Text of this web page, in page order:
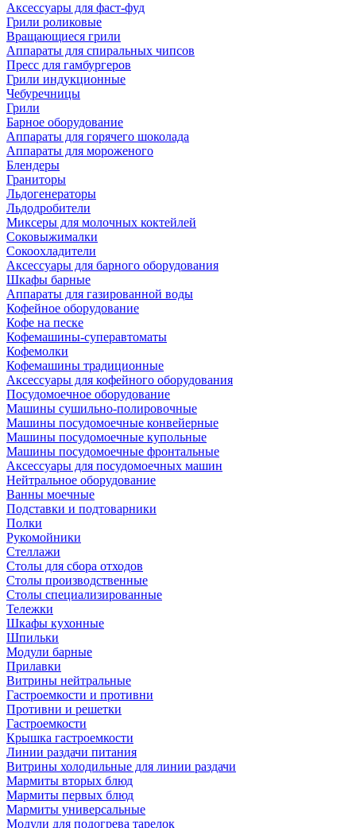
Аксессуары для фаст-фуд
Грили роликовые
Вращающиеся грили
Аппараты для спиральных чипсов
Пресс для гамбургеров
Грили индукционные
Чебуречницы
Грили
Барное оборудование
Аппараты для горячего шоколада
Аппараты для мороженого
Блендеры
Граниторы
Льдогенераторы
Льдодробители
Миксеры для молочных коктейлей
Соковыжималки
Сокоохладители
Аксессуары для барного оборудования
Шкафы барные
Аппараты для газированной воды
Кофейное оборудование
Кофе на песке
Кофемашины-суперавтоматы
Кофемолки
Кофемашины традиционные
Аксессуары для кофейного оборудования
Посудомоечное оборудование
Машины сушильно-полировочные
Машины посудомоечные конвейерные
Машины посудомоечные купольные
Машины посудомоечные фронтальные
Аксессуары для посудомоечных машин
Нейтральное оборудование
Ванны моечные
Подставки и подтоварники
Полки
Рукомойники
Стеллажи
Столы для сбора отходов
Столы производственные
Столы специализированные
Тележки
Шкафы кухонные
Шпильки
Модули барные
Прилавки
Витрины нейтральные
Гастроемкости и противни
Противни и решетки
Гастроемкости
Крышка гастроемкости
Линии раздачи питания
Витрины холодильные для линии раздачи
Мармиты вторых блюд
Мармиты первых блюд
Мармиты универсальные
Модули для подогрева тарелок